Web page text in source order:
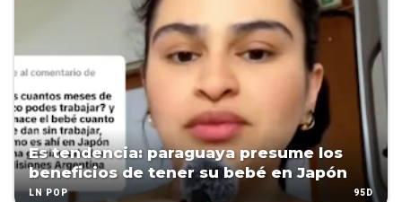
Es tendencia: paraguaya presume los
beneficios de tener su bebé en Japón
LN POP 95D